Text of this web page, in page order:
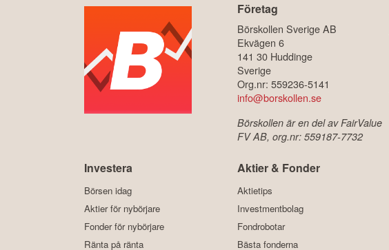
Företag
Börskollen Sverige AB
Ekvägen 6
141 30 Huddinge
Sverige
Org.nr: 559236-5141
info@borskollen.se
Börskollen är en del av FairValue
FV AB, org.nr: 559187-7732
Investera
Börsen idag
Aktier för nybörjare
Fonder för nybörjare
Ränta på ränta
Aktier & Fonder
Aktietips
Investmentbolag
Fondrobotar
Bästa fonderna